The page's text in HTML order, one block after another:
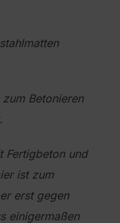
zum Betonieren
Fertigbeton und
ist zum
erst gegen
einigermaßen